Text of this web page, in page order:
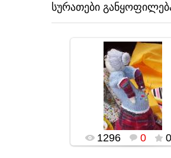
სურათები
02.02.2016
popularsge
1296 0